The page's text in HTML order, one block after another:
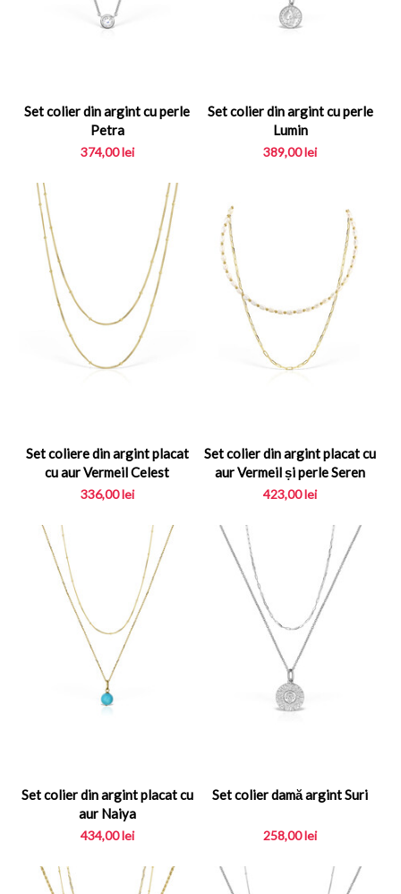
Set colier din argint cu perle
Petra
374,00lei
Set colier din argint cu perle
Lumin
389,00lei
Set coliere din argint placat
cu aur Vermeil Celest
336,00lei
Set colier din argint placat cu
aur Vermeil și perle Seren
423,00lei
Set colier din argint placat cu
aur Naiya
434,00lei
Set colier damă argint Suri
258,00lei